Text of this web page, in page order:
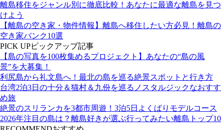
離島移住をジャンル別に徹底比較！あなたに最適な離島を見つ
けよう
【離島の空き家・物件情報】離島へ移住したい方必見！離島の
空き家バンク10選
PICK UPピックアップ記事
【島の写真を100枚集めるプロジェクト】あなたの“島の風
景”を大募集！
利尻島から礼文島へ！最北の島を巡る絶景スポットと行き方
台湾2泊3日の十分＆猫村＆九份を巡るノスタルジックなおすす
め旅
絶景のスリランカを3都市周遊！3泊5日よくばりモデルコース
2026年注目の島は？離島好きが選ぶ行ってみたい離島トップ10